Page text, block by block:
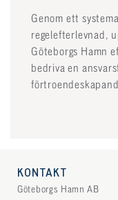
Genom ett
regelefterlevnad,
Göteborgs Hamn
bedriva en
KONTAKT
Göteborgs Hamn AB